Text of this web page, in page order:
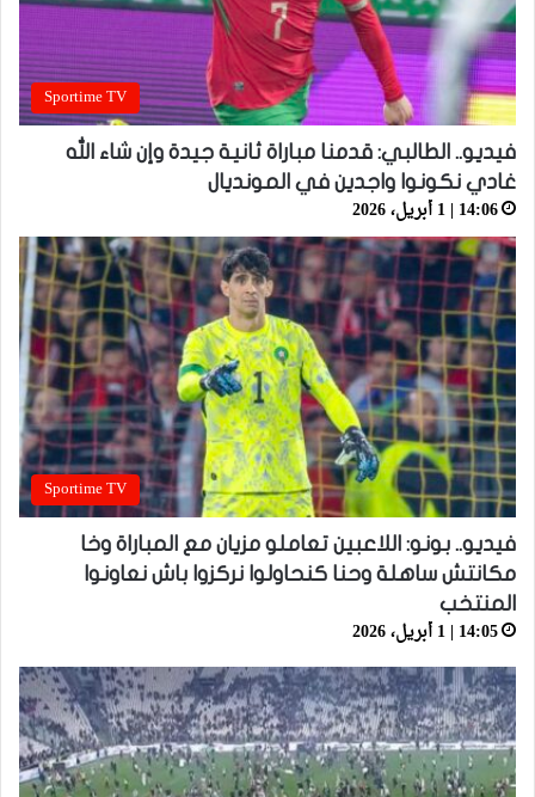
Sportime TV
فيديو.. الطالبي: قدمنا مباراة ثانية جيدة وإن شاء الله
غادي نكونوا واجدين في المونديال
14:06 | 1 أبريل، 2026
Sportime TV
فيديو.. بونو: اللاعبين تعاملو مزيان مع المباراة وخا
مكانتش ساهلة وحنا كنحاولوا نركزوا باش نعاونوا
المنتخب
14:05 | 1 أبريل، 2026